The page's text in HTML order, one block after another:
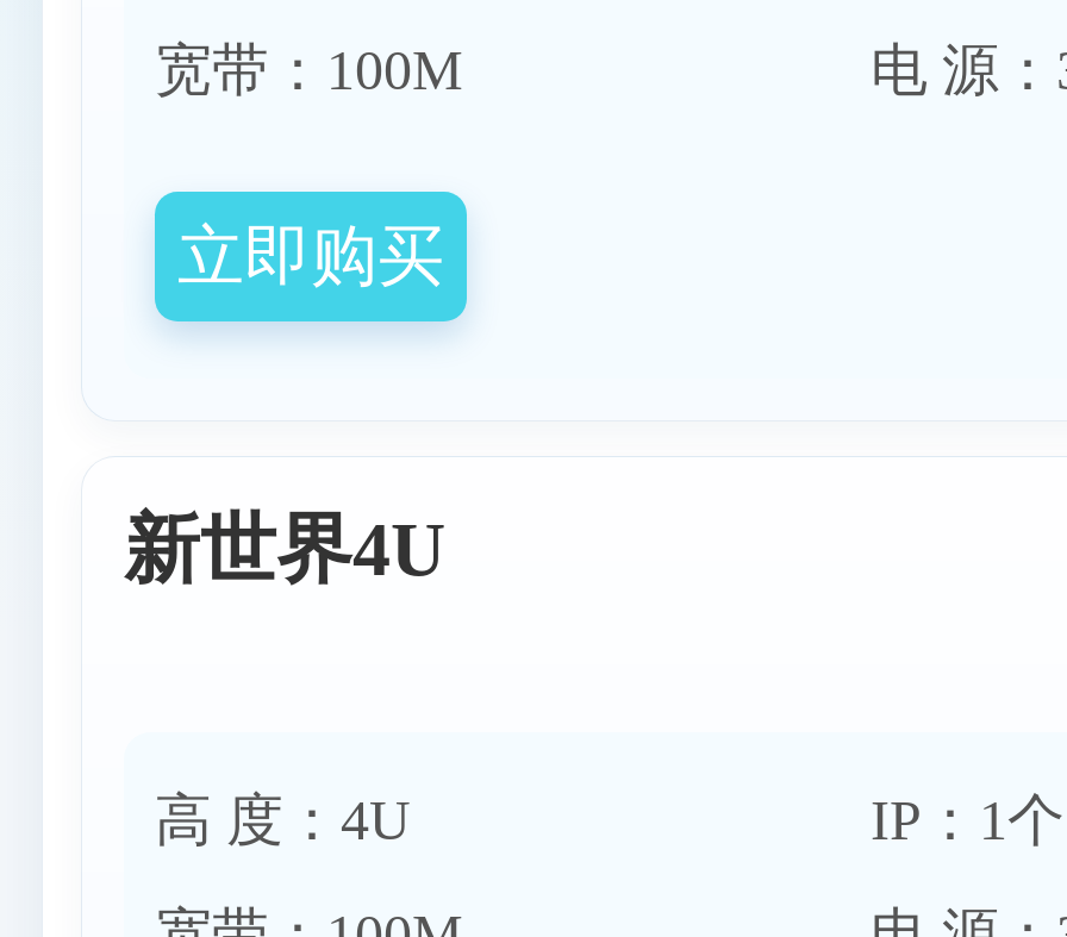
宽带：100M
电 源
立即购买
新世界4U
高 度：4U
IP：1个